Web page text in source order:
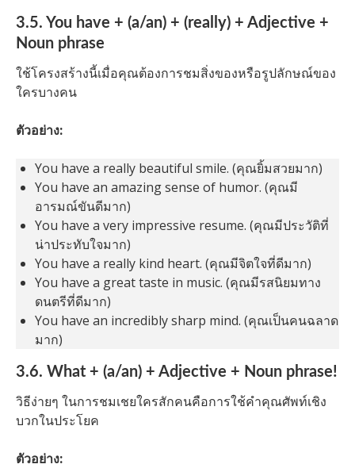
3.5. You have + (a/an) + (really) + Adjective +
Noun phrase
ใช้โครงสร้างนี้เมื่อคุณต้องการชมสิ่งของหรือรูปลักษณ์ของ
ใครบางคน
ตัวอย่าง:
You have a really beautiful smile. (คุณยิ้มสวยมาก)
You have an amazing sense of humor. (คุณมี
อารมณ์ขันดีมาก)
You have a very impressive resume. (คุณมีประวัติที่
น่าประทับใจมาก)
You have a really kind heart. (คุณมีจิตใจที่ดีมาก)
You have a great taste in music. (คุณมีรสนิยมทาง
ดนตรีที่ดีมาก)
You have an incredibly sharp mind. (คุณเป็นคนฉลาด
มาก)
3.6. What + (a/an) + Adjective + Noun phrase!
วิธีง่ายๆ ในการชมเชยใครสักคนคือการใช้คำคุณศัพท์เชิง
บวกในประโยค
ตัวอย่าง: